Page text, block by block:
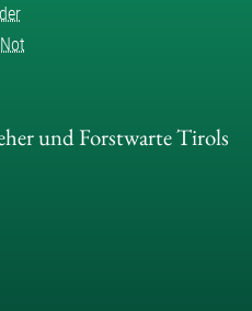
und Forstwarte Tirols